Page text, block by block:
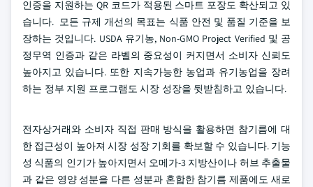
인증을 지원하는 QR 코드가 적용된 스마트 포장도 확산되고 있
습니다. 모든 규제 개선의 목표는 식품 안전 및 품질 기준을 보
장하는 것입니다. USDA 유기농, Non-GMO Project Verified 및 공
정무역 인증과 같은 라벨의 중요성이 커지면서 소비자 신뢰도
높아지고 있습니다. 또한 지속가능한 농업과 유기농업을 장려
하는 정부 지원 프로그램도 시장 성장을 뒷받침하고 있습니다.
전자상거래와 소비자 직접 판매 방식을 활용하면 참기름에 대
한 접근성이 높아져 시장 성장 기회를 확보할 수 있습니다. 기능
성 식품의 인기가 높아지면서 오메가-3 지방산이나 허브 추출물
과 같은 영양 성분을 다른 성분과 혼합한 참기름 제품에도 새로